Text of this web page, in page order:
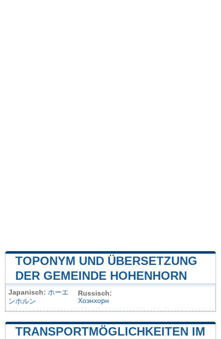
TOPONYM UND ÜBERSETZUNG
DER GEMEINDE HOHENHORN
Japanisch: ホーエ
ンホルン
Russisch:
Хоэнхорн
TRANSPORTMÖGLICHKEITEN IM